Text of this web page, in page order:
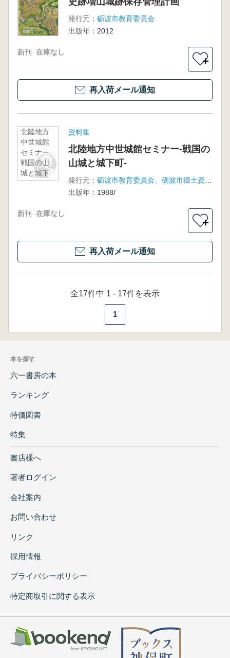
発行元： 砺波市教育委員会
出版年： 2012
新刊 在庫なし
＋
再入荷メール通知
北陸地方
中世城館
セミナー‐
戦国の山
城と城下
町‐
資料集
北陸地方中世城館セミナー‐戦国の
山城と城下町‐
発行元：
出版年： 1988/
新刊 在庫なし
＋
再入荷メール通知
全17件中 1 - 17件を表示
1
本を探す
六一書房の本
ランキング
特価図書
特集
書店様へ
著者ログイン
会社案内
お問い合わせ
リンク
採用情報
プライバシーポリシー
特定商取引に関する表示